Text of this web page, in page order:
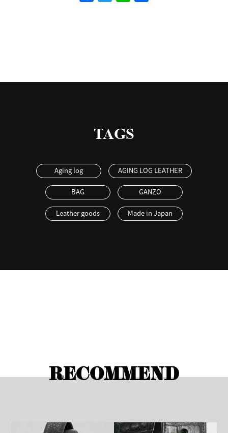
TAGS
Aging log AGING LOG LEATHER
BAG GANZO
Leather goods Made in Japan
RECOMMEND